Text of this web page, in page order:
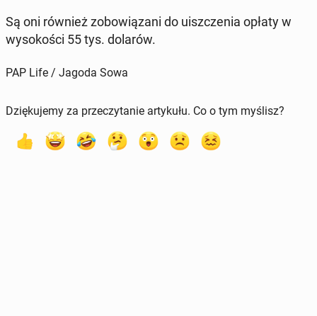
Są oni również zo­bo­wią­za­ni do uisz­cze­nia opłaty w
wy­so­ko­ści 55 tys. dolarów.
PAP Life / Jagoda Sowa
Dziękujemy za przeczytanie artykułu. Co o tym myślisz?